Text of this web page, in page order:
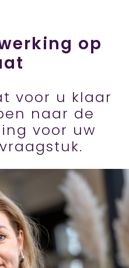
op
voor u klaar
naar de
voor uw